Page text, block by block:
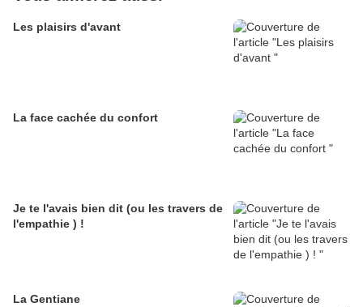
Les plaisirs d'avant
La face cachée du confort
Je te l'avais bien dit (ou les travers de
l'empathie ) !
La Gentiane